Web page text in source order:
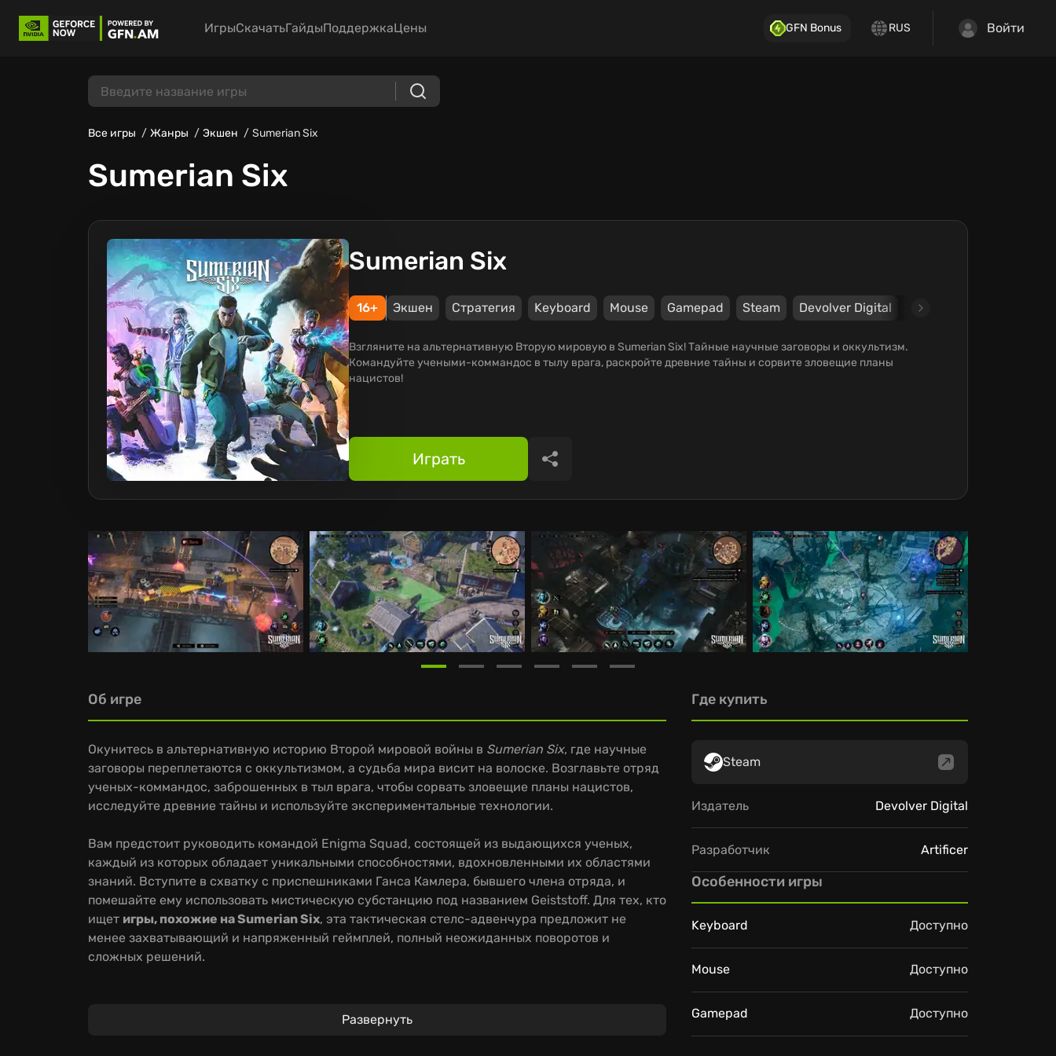
ИгрыСкачатьГайдыПоддержкаЦены GFN Bonus RUS Войти
Все игры Жанры Экшен Sumerian Six
Sumerian Six
Sumerian Six
16+ Экшен Стратегия Keyboard Mouse Gamepad Steam Devolver Digital Artificer
Взгляните на альтернативную Вторую мировую в Sumerian Six! Тайные научные заговоры и оккультизм.
Командуйте учеными-коммандос в тылу врага, раскройте древние тайны и сорвите зловещие планы
нацистов!
Играть Поделиться
Об игре
Окунитесь в альтернативную историю Второй мировой войны в Sumerian Six, где научные
заговоры переплетаются с оккультизмом, а судьба мира висит на волоске. Возглавьте отряд
ученых-коммандос, заброшенных в тыл врага, чтобы сорвать зловещие планы нацистов,
исследуйте древние тайны и используйте экспериментальные технологии.
Вам предстоит руководить командой Enigma Squad, состоящей из выдающихся ученых,
каждый из которых обладает уникальными способностями, вдохновленными их областями
знаний. Вступите в схватку с приспешниками Ганса Камлера, бывшего члена отряда, и
помешайте ему использовать мистическую субстанцию под названием Geiststoff. Для тех, кто
ищет игры, похожие на Sumerian Six, эта тактическая стелс-адвенчура предложит не
менее захватывающий и напряженный геймплей, полный неожиданных поворотов и
сложных решений.
истории, где народные сказки и теории заговора становятся реальностью. Напряженные
Развернуть
Где купить
Steam
Издатель Devolver Digital
Разработчик Artificer
Особенности игры
Keyboard Доступно
Mouse Доступно
Gamepad Доступно